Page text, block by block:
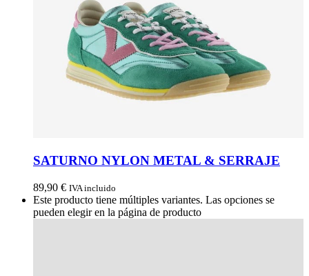
SATURNO NYLON METAL & SERRAJE
89,90 € IVA incluido
Este producto tiene múltiples variantes. Las opciones se
pueden elegir en la página de producto